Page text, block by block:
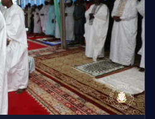
17 ans se noie dans une
après les funérailles de
se noie dans une rivière